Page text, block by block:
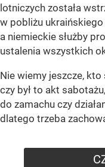
lotniczych została
w pobliżu
a niemieckie służby
ustalenia wszystkich
Nie wiemy jeszcze, kto
czy był to akt
do zamachu czy
dlatego trzeba